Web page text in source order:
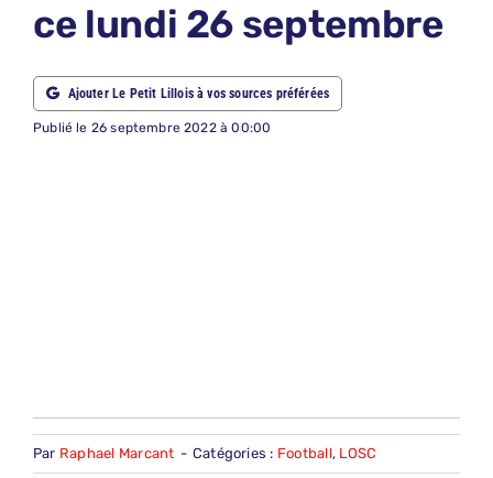
NOUS
ce lundi 26 septembre
Ajouter Le Petit Lillois à vos sources préférées
Publié le 26 septembre 2022 à 00:00
Par Raphael Marcant - Catégories : Football, LOSC